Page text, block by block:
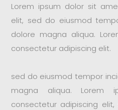
Lorem ipsum dolor sit
elit, sed do eiusmod
dolore magna aliqua.
consectetur adipiscing elit.
sed do eiusmod tempor
magna aliqua. Lorem
consectetur adipiscing